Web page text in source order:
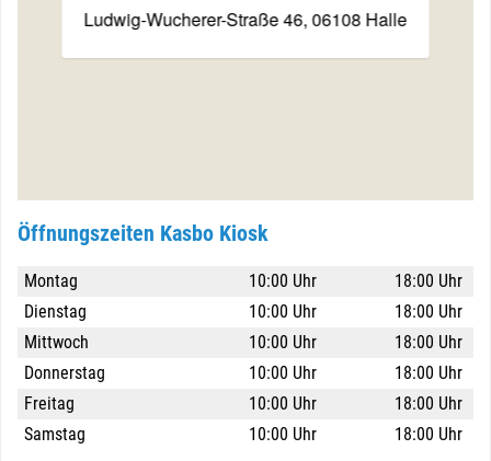
Ludwig-Wucherer-Straße 46, 06108 Halle
Öffnungszeiten Kasbo Kiosk
Montag 10:00 Uhr
18:00 Uhr
Dienstag
10:00 Uhr
18:00 Uhr
Mittwoch
10:00 Uhr
18:00 Uhr
Donnerstag
10:00 Uhr
18:00 Uhr
Freitag
10:00 Uhr
18:00 Uhr
Samstag
10:00 Uhr 18:00 Uhr